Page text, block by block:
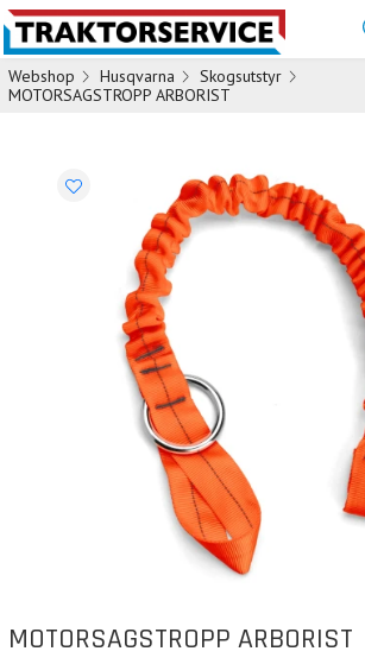
Webshop Husqvarna
Skogsutstyr
MOTORSAGSTROPP ARBORIST
MOTORSAGSTROPP ARBORIST